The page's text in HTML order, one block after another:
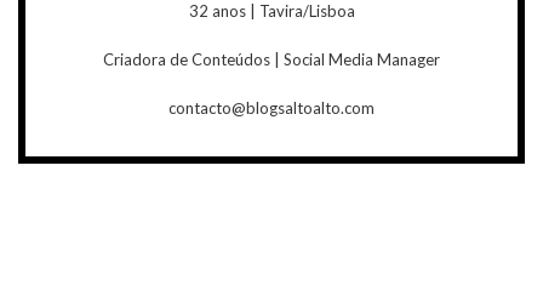
32 anos | Tavira/Lisboa
Criadora de Conteúdos | Social Media Manager
contacto@blogsaltoalto.com